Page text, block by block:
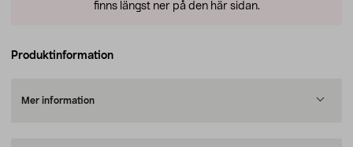
finns längst ner på den här sidan.
Produktinformation
Mer information